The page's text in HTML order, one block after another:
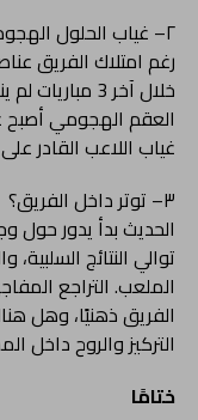
٢– غياب الحلول الهجومية
رغم امتلاك الفريق
خلال آخر 3 مباريات لم ينجح إلا في تسجيل هدف واحد فقط.
العقم الهجومي أصبح
غياب اللاعب القادر
٣– توتر داخل الفريق؟
الحديث بدأ يدور حول
توالي النتائج
الملعب. التراجع
الفريق ذهنيًا، وهل
التركيز والروح داخل
ختامًا